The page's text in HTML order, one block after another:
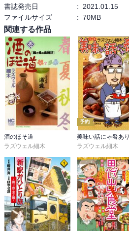
書誌発売日
:
2021.01.15
ファイルサイズ
: 70MB
関連する作品
酒のほそ道
ラズウェル細木
予約
美味い話にゃ肴あり
ラズウェル細木